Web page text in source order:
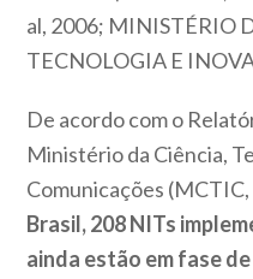
al, 2006; MINISTÉRIO
TECNOLOGIA E
De acordo com o
Ministério da Ciência,
Comunicações
Brasil, 208 NITs
ainda estão em fase